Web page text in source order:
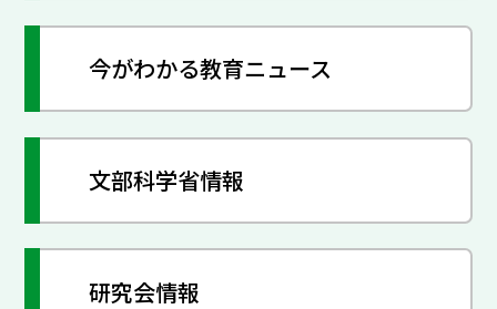
今がわかる教育ニュース
文部科学省情報
研究会情報